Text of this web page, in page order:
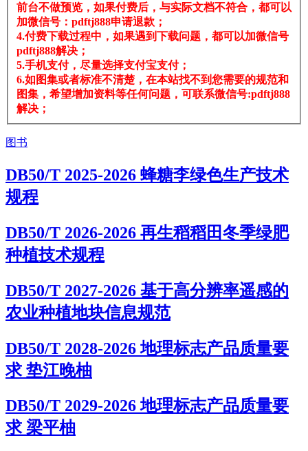
前台不做预览，如果付费后，与实际文档不符合，都可以
加微信号：pdftj888申请退款；
4.付费下载过程中，如果遇到下载问题，都可以加微信号
pdftj888解决；
5.手机支付，尽量选择支付宝支付；
6.如图集或者标准不清楚，在本站找不到您需要的规范和
图集，希望增加资料等任何问题，可联系微信号:pdftj888
解决；
图书
DB50/T 2025-2026 蜂糖李绿色生产技术
规程
DB50/T 2026-2026 再生稻稻田冬季绿肥
种植技术规程
DB50/T 2027-2026 基于高分辨率遥感的
农业种植地块信息规范
DB50/T 2028-2026 地理标志产品质量要
求 垫江晚柚
DB50/T 2029-2026 地理标志产品质量要
求 梁平柚